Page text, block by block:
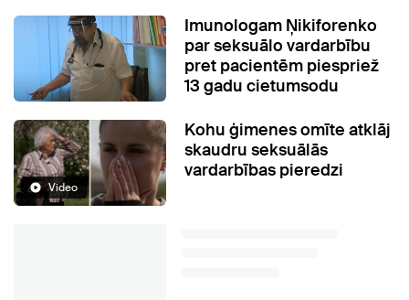
Imunologam Ņikiforenko
par seksuālo vardarbību
pret pacientēm piespriež
13 gadu cietumsodu
Video
Kohu ģimenes omīte atklāj
skaudru seksuālās
vardarbības pieredzi